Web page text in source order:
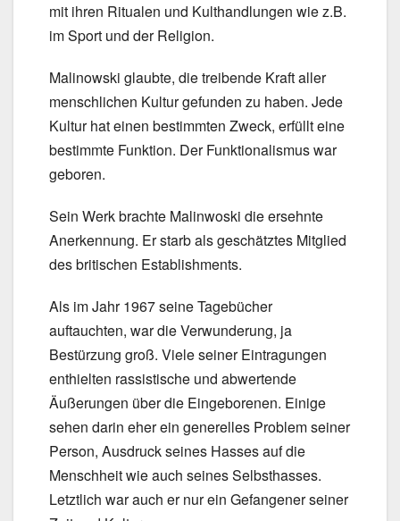
mit ihren Ritualen und Kulthandlungen wie z.B.
im Sport und der Religion.
Malinowski glaubte, die treibende Kraft aller
menschlichen Kultur gefunden zu haben. Jede
Kultur hat einen bestimmten Zweck, erfüllt eine
bestimmte Funktion. Der Funktionalismus war
geboren.
Sein Werk brachte Malinwoski die ersehnte
Anerkennung. Er starb als geschätztes Mitglied
des britischen Establishments.
Als im Jahr 1967 seine Tagebücher
auftauchten, war die Verwunderung, ja
Bestürzung groß. Viele seiner Eintragungen
enthielten rassistische und abwertende
Äußerungen über die Eingeborenen. Einige
sehen darin eher ein generelles Problem seiner
Person, Ausdruck seines Hasses auf die
Menschheit wie auch seines Selbsthasses.
Letztlich war auch er nur ein Gefangener seiner